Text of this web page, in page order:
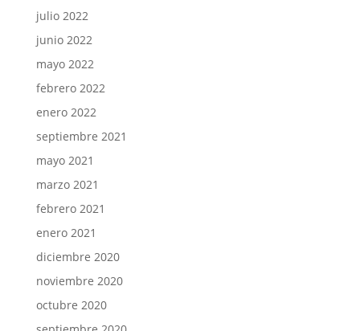
julio 2022
junio 2022
mayo 2022
febrero 2022
enero 2022
septiembre 2021
mayo 2021
marzo 2021
febrero 2021
enero 2021
diciembre 2020
noviembre 2020
octubre 2020